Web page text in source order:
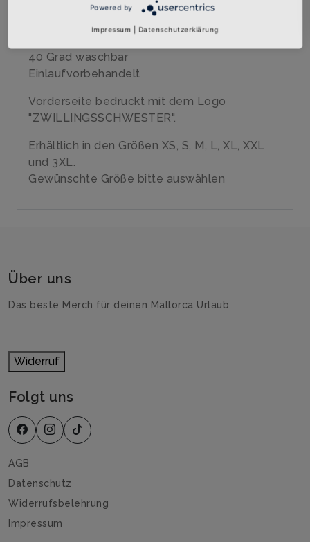
Marke: B&C
40 Grad waschbar
Einlaufvorbehandelt
Vorderseite bedruckt mit dem Logo
"ZWILLINGSSCHWESTER".
Erhältlich in den Größen XS, S, M, L, XL, XXL
und 3XL.
Gewünschte Größe bitte auswählen
Über uns
Das beste Merch für deinen Mallorca Urlaub
Widerruf
Folgt uns
AGB
Datenschutz
Widerrufsbelehrung
Impressum
Powered by
Impressum Datenschutzerklärung